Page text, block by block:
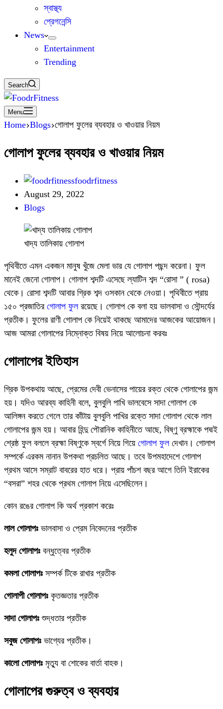
স্বাস্থ্য
প্রেগনেন্সি
News
Entertainment
Trending
Search
Menu
Home Blogs গোলাপ ফুলের ব্যবহার ও খাওয়ার নিয়ম
গোলাপ ফুলের ব্যবহার ও খাওয়ার নিয়ম
foodrfitness
August 29, 2022
Blogs
খাদ্য তালিকায় গোলাপ
পৃথিবীতে এমন একজন মানুষ খুঁজে মেলা ভার যে গোলাপ পছন্দ করেনা। ফুল
মানেই জেনো গোলাপ। গোলাপ শব্দটি এসেছে ল্যাটিন শব্দ “রোসা ” ( rosa)
থেকে। রোসা শব্দটি আবার গ্রিক শব্দ ওসকান থেকে নেওয়া। পৃথিবীতে প্রায়
১৫০ প্রজাতির গোলাপ ফুলরয়েছে। গোলাপ কে বলা হয় ভালবাসা ও সৌন্দর্যের
প্রতীক। ফুলের রাণী গোলাপ কে নিয়েই থাকছে আমাদের আজকের আয়োজন।
আজ আমরা গোলাপের নিম্নোক্ত বিষয় নিয়ে আলোচনা করবঃ
গোলাপের ইতিহাস
গ্রিক উপকথায় আছে, প্রেমের দেবী ভেনাসের পায়ের রক্ত থেকে গোলাপের জন্ম
হয়। যদিও আরব্য কাহিনী বলে, বুলবুলি পাখি ভালবেসে সাদা গোলাপ কে
আলিঙ্গন করতে গেলে তার কাঁটায় বুলবুলি পাখির রক্তে সাদা গোলাপ থেকে লাল
গোলাপের জন্ম হয়। আবার হিন্দু পৌরানিক কাহিনীতে আছে, বিষ্ণু ব্রহ্মাকে পদ্মই
শ্রেষ্ঠ ফুল বললে ব্রহ্মা বিষ্ণুকে স্বর্গে নিয়ে গিয়ে গোলাপ ফুলদেখান। গোলাপ
সম্পর্কে এরকম নানান উপকথা প্রচলিত আছে। তবে উপমহাদেশে গোলাপ
প্রথম আসে সম্রাট বাবরের হাত ধরে। প্রায় পাঁচশ বছর আগে তিনি ইরাকের
“বসরা” শহর থেকে প্রথম গোলাপ নিয়ে এসেছিলেন।
কোন রঙের গোলাপ কি অর্থ প্রকাশ করেঃ
লাল গোলাপঃ ভালবাসা ও প্রেম নিবেদনের প্রতীক
হলুদ গোলাপঃ বন্ধুত্বের প্রতীক
কমলা গোলাপঃ সম্পর্ক টিকে রাখার প্রতীক
গোলাপী গোলাপঃ কৃতজ্ঞতার প্রতীক
সাদা গোলাপঃ শুদ্ধতার প্রতীক
সবুজ গোলাপঃ ভাগ্যের প্রতীক।
কালো গোলাপঃ মৃত্যু বা শোকের বার্তা বাহক।
গোলাপের গুরুত্ব ও ব্যবহার